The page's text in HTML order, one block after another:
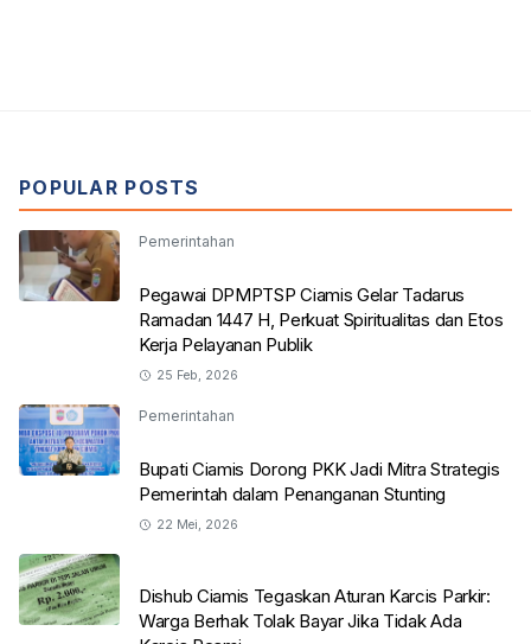
POPULAR POSTS
Pemerintahan
Pegawai DPMPTSP Ciamis Gelar Tadarus
Ramadan 1447 H, Perkuat Spiritualitas dan Etos
Kerja Pelayanan Publik
25 Feb, 2026
Pemerintahan
Bupati Ciamis Dorong PKK Jadi Mitra Strategis
Pemerintah dalam Penanganan Stunting
22 Mei, 2026
Dishub Ciamis Tegaskan Aturan Karcis Parkir:
Warga Berhak Tolak Bayar Jika Tidak Ada